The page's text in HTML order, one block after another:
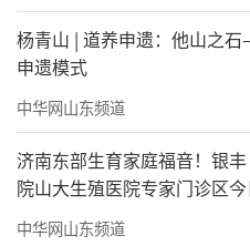
杨青山 | 道养申遗：他山之
申遗模式
中华网山东频道
济南东部生育家庭福音！银
院山大生殖医院专家门诊区
中华网山东频道